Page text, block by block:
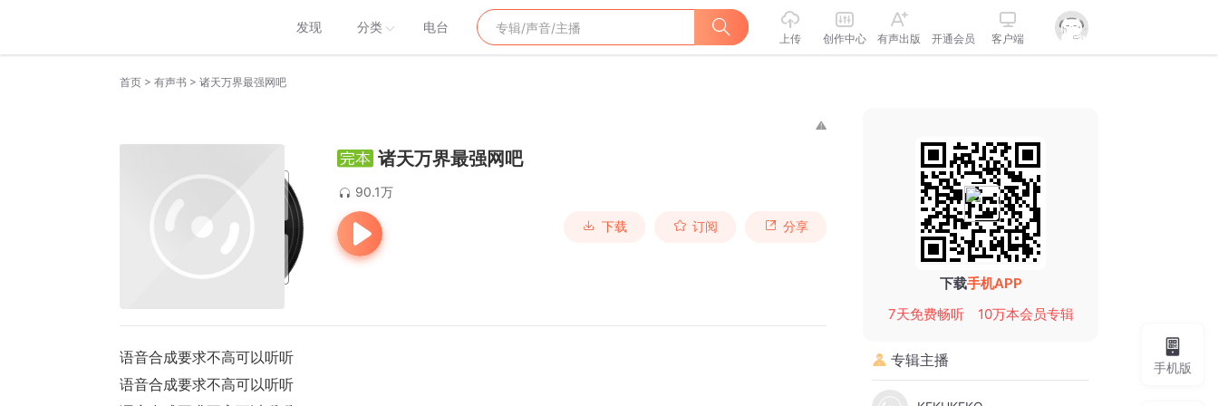
发现 分类 电台
上传 创作中心 有声出版 开通会员 客户端
首页 > 有声书 > 诸天万界最强网吧
诸天万界最强网吧
90.1万
下载 订阅 分享
语音合成要求不高可以听听
语音合成要求不高可以听听
下载手机APP
7天免费畅听
10万本会员专辑
专辑主播 手机版